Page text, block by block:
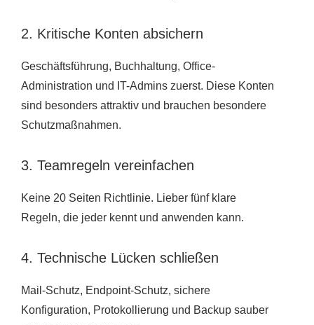
2. Kritische Konten absichern
Geschäftsführung, Buchhaltung, Office-
Administration und IT-Admins zuerst. Diese Konten
sind besonders attraktiv und brauchen besondere
Schutzmaßnahmen.
3. Teamregeln vereinfachen
Keine 20 Seiten Richtlinie. Lieber fünf klare
Regeln, die jeder kennt und anwenden kann.
4. Technische Lücken schließen
Mail-Schutz, Endpoint-Schutz, sichere
Konfiguration, Protokollierung und Backup sauber